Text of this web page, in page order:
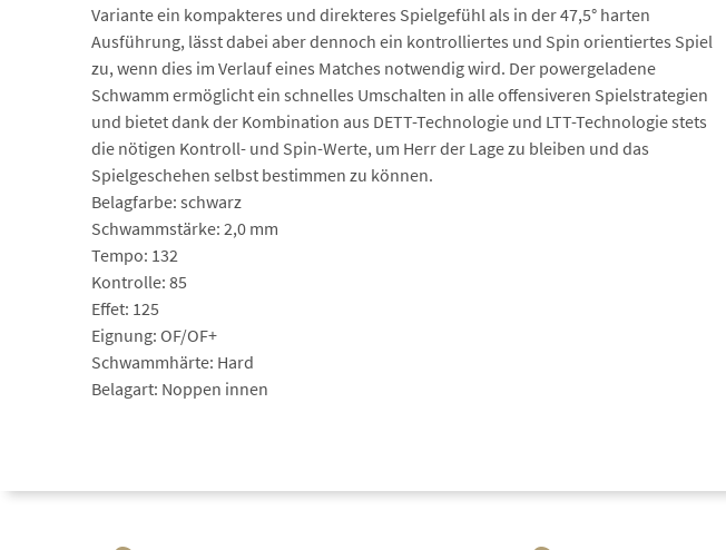
Variante ein kompakteres und direkteres Spielgefühl als in der 47,5° harten
Ausführung, lässt dabei aber dennoch ein kontrolliertes und Spin orientiertes Spiel
zu, wenn dies im Verlauf eines Matches notwendig wird. Der powergeladene
Schwamm ermöglicht ein schnelles Umschalten in alle offensiveren Spielstrategien
und bietet dank der Kombination aus DETT-Technologie und LTT-Technologie stets
die nötigen Kontroll- und Spin-Werte, um Herr der Lage zu bleiben und das
Spielgeschehen selbst bestimmen zu können.
Belagfarbe: schwarz
Schwammstärke: 2,0 mm
Tempo: 132
Kontrolle: 85
Effet: 125
Eignung: OF/OF+
Schwammhärte: Hard
Belagart: Noppen innen